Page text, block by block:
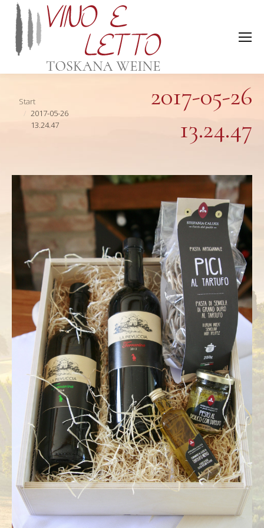
Sie befinden sich hier:
Start
2017-05-26
13.24.47
2017-05-26
13.24.47